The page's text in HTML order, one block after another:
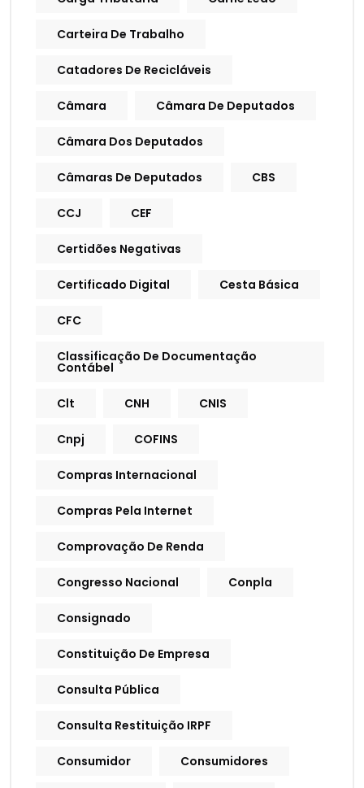
Carteira De Trabalho
Catadores De Recicláveis
Câmara Câmara De Deputados
Câmara Dos Deputados
Câmaras De Deputados CBS
CCJ CEF
Certidões Negativas
Certificado Digital Cesta Básica
CFC
Classificação De Documentação
Contábel
Clt CNH CNIS
Cnpj COFINS
Compras Internacional
Compras Pela Internet
Comprovação De Renda
Congresso Nacional Conpla
Consignado
Constituição De Empresa
Consulta Pública
Consulta Restituição IRPF
Consumidor Consumidores